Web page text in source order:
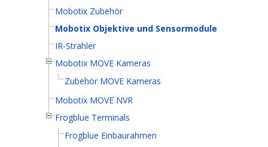
Mobotix Zubehör
Mobotix Objektive und Sensormodule
IR-Strahler
Mobotix MOVE Kameras
Zubehör MOVE Kameras
Mobotix MOVE NVR
Frogblue Terminals
Frogblue Einbaurahmen